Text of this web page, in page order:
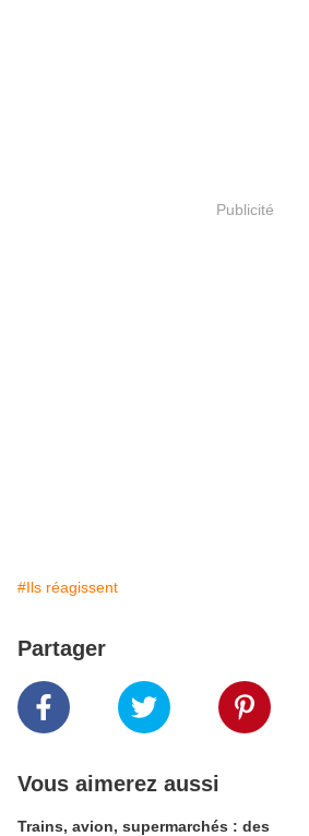
Publicité
#Ils réagissent
Partager
Vous aimerez aussi
Trains, avion, supermarchés : des